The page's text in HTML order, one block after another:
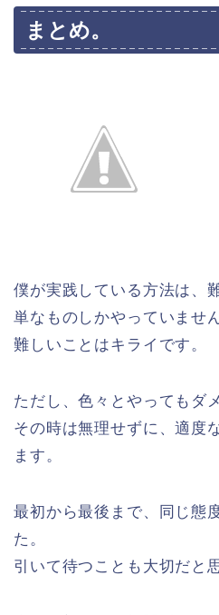
まとめ。
僕が実践している方法は、
単なものしかやっていません
難しいことはキライです。
ただし、色々とやってもダ
その時は無理せずに、適度
ます。
最初から最後まで、同じ態
た。
引いて待つことも大切だと